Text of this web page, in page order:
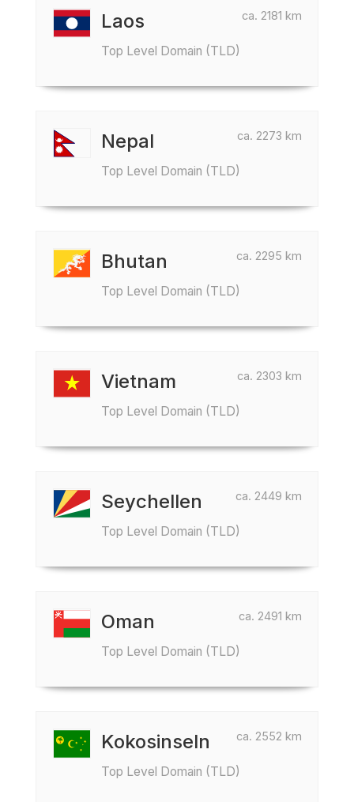
ca. 2181 km
Laos
Top Level Domain (TLD)
ca. 2273 km
Nepal
Top Level Domain (TLD)
ca. 2295 km
Bhutan
Top Level Domain (TLD)
ca. 2303 km
Vietnam
Top Level Domain (TLD)
ca. 2449 km
Seychellen
Top Level Domain (TLD)
ca. 2491 km
Oman
Top Level Domain (TLD)
ca. 2552 km
Kokosinseln
Top Level Domain (TLD)